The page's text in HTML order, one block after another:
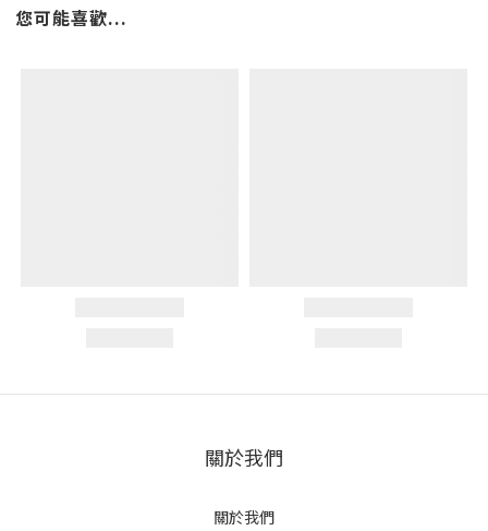
您可能喜歡...
關於我們
關於我們